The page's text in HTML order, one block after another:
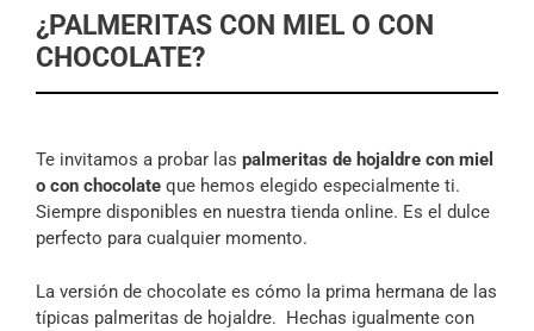
¿PALMERITAS CON MIEL O CON
CHOCOLATE?
Te invitamos a probar las palmeritas de hojaldre con miel
o con chocolate que hemos elegido especialmente ti.
Siempre disponibles en nuestra tienda online. Es el dulce
perfecto para cualquier momento.
La versión de chocolate es cómo la prima hermana de las
típicas palmeritas de hojaldre. Hechas igualmente con